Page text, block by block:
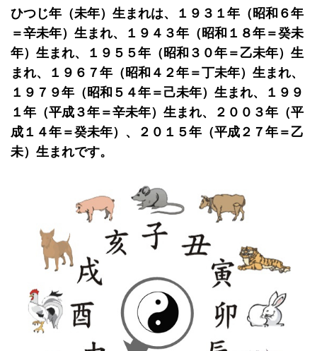
ひつじ年（未年）生まれは、１９３１年（昭和６年
＝辛未年）生まれ、１９４３年（昭和１８年＝癸未
年）生まれ、１９５５年（昭和３０年＝乙未年）生
まれ、１９６７年（昭和４２年＝丁未年）生まれ、
１９７９年（昭和５４年＝己未年）生まれ、１９９
１年（平成３年＝辛未年）生まれ、２００３年（平
成１４年＝癸未年）、２０１５年（平成２７年＝乙
未）生まれです。